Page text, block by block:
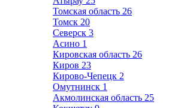
Томская область 26
Томск 20
Северск 3
Асино 1
Кировская область 26
Киров 23
Кирово-Чепецк 2
Омутнинск 1
Акмолинская область 25